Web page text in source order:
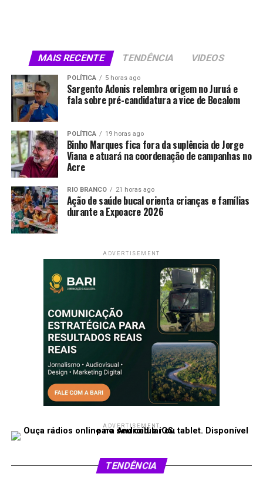
da primeira colocação entre as capitais.
“Ficamos atrás apenas de cidades grandes, como
Curitiba e Teresina. Estamos orgulhosos pelo resultado e
enfatizamos que queremos, agora, o primeiro lugar. Por
isso, teremos muito trabalho”, afirmou Alysson.
O Ideb combina o desempenho dos estudantes nas
avaliações nacionais com as taxas de aprovação escolar.
A prova é aplicada aos alunos do 5º ano, mas o resultado
considera o trabalho pedagógico desenvolvido durante
os primeiros anos da trajetória escolar.
Bocalom agradeceu aos professores, gestores, servidores
investimentos na educação municipal devem continuar.
“Esse resultado mostra que estamos no caminho certo e
que nossas crianças estão tendo mais oportunidades
para construir um grande futuro”, declarou.
Compartilhe isso:
Facebook WhatsApp
LinkedIn Telegram
MAIS RECENTE TENDÊNCIA VIDEOS
POLÍTICA 5 horas ago
Sargento Adonis relembra origem no Juruá e
fala sobre pré-candidatura a vice de Bocalom
POLÍTICA 19 horas ago
Binho Marques fica fora da suplência de Jorge
Viana e atuará na coordenação de campanhas no
Acre
RIO BRANCO 21 horas ago
Ação de saúde bucal orienta crianças e famílias
durante a Expoacre 2026
ADVERTISEMENT
ADVERTISEMENT
TENDÊNCIA